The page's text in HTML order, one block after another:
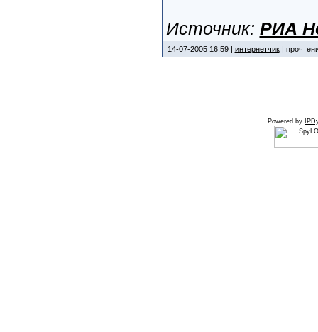
Источник: РИА
14-07-2005 16:59 | интернетчик|
Powered by